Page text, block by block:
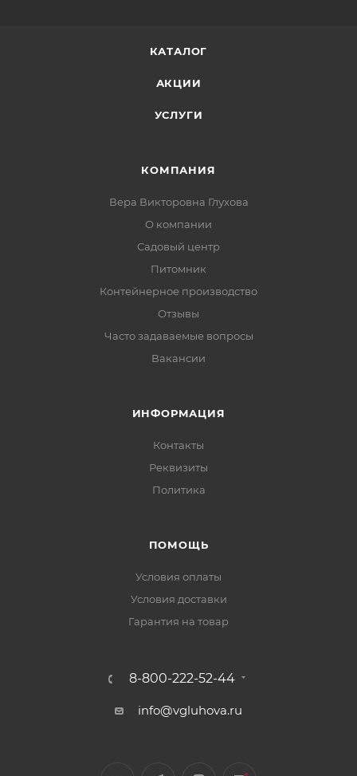
КАТАЛОГ
АКЦИИ
УСЛУГИ
КОМПАНИЯ
Вера Викторовна Глухова
О компании
Садовый центр
Питомник
Контейнерное производство
Отзывы
Часто задаваемые вопросы
Вакансии
ИНФОРМАЦИЯ
Контакты
Реквизиты
Политика
ПОМОЩЬ
Условия оплаты
Условия доставки
Гарантия на товар
8-800-222-52-44
info@vgluhova.ru